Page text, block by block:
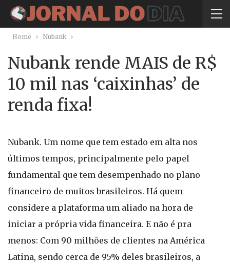
Home Nubank
Nubank rende MAIS de R$
10 mil nas ‘caixinhas’ de
renda fixa!
Nubank. Um nome que tem estado em alta nos
últimos tempos, principalmente pelo papel
fundamental que tem desempenhado no plano
financeiro de muitos brasileiros. Há quem
considere a plataforma um aliado na hora de
iniciar a própria vida financeira. E não é pra
menos: Com 90 milhões de clientes na América
Latina, sendo cerca de 95% deles brasileiros, a